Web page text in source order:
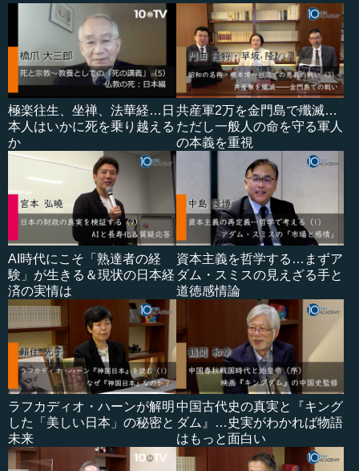
極楽往生、坐禅、法華経…日
本人はいかに死を乗り越える
か
共産軍2万を金門島で殲滅…
ただし一般人の命を守る軍人
の本義を重視
AI時代にこそ「熟達者の経
験」が生きる＆現状の日本経
済の実情は
資本主義を哲学する…まずア
ダム・スミスの見えざる手と
道徳感情論
ラフカディオ・ハーンが解明
した「美しい日本」の秘密と
未来
中国古代史の真実と『キング
ダム』…史実がわかれば物語
はもっと面白い